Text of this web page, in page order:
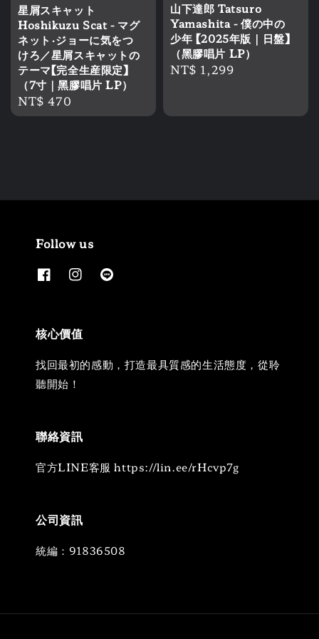
星屑スキャット
Hoshikuzu Scat - マグ
ネット・ジョーに気をつ
けろ／星屑スキャットの
テーマ【完全生産限定】
（7寸｜黑膠唱片 LP）
Regular
price
NT$ 470
山下達郎 Tatsuro
Yamashita - 僕の中の
少年 【2025年版｜日盤】
（黑膠唱片 LP）
Regular
NT$ 1,299
Follow us
核心價值
找回最初的感動，打造最具質感的生活態度，從聆
聽開始！
聯絡資訊
官方LINE客服 https://lin.ee/rHcvp7g
公司資訊
統編：91836508